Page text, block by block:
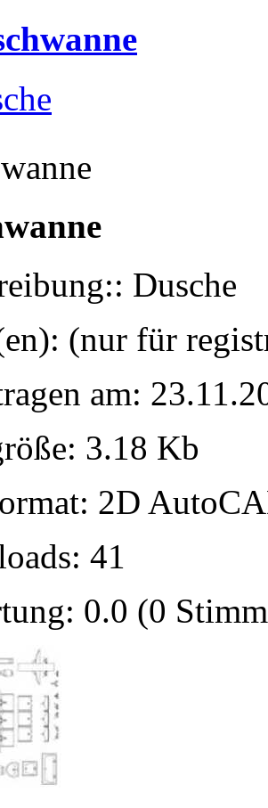
Dusche
(nur für
am:
3.18 Kb
2D
41
0.0 (0